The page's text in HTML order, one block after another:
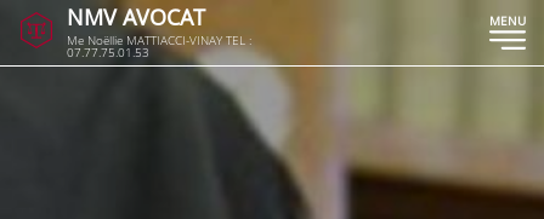
NMV AVOCAT
Me Noëllie MATTIACCI-VINAY TEL :
07.77.75.01.53
MENU